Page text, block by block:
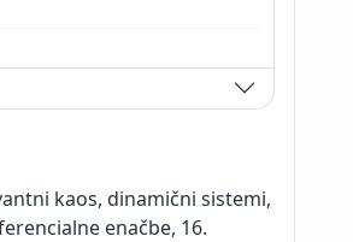
kaos, dinamični sistemi,
enačbe, 16.